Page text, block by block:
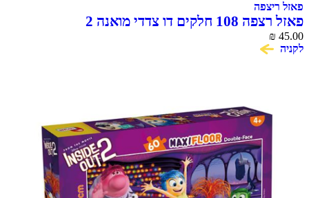
פאזל ריצפה
פאזל רצפה 108 חלקים דו צדדי מואנה 2
₪ 45.00
לקניה